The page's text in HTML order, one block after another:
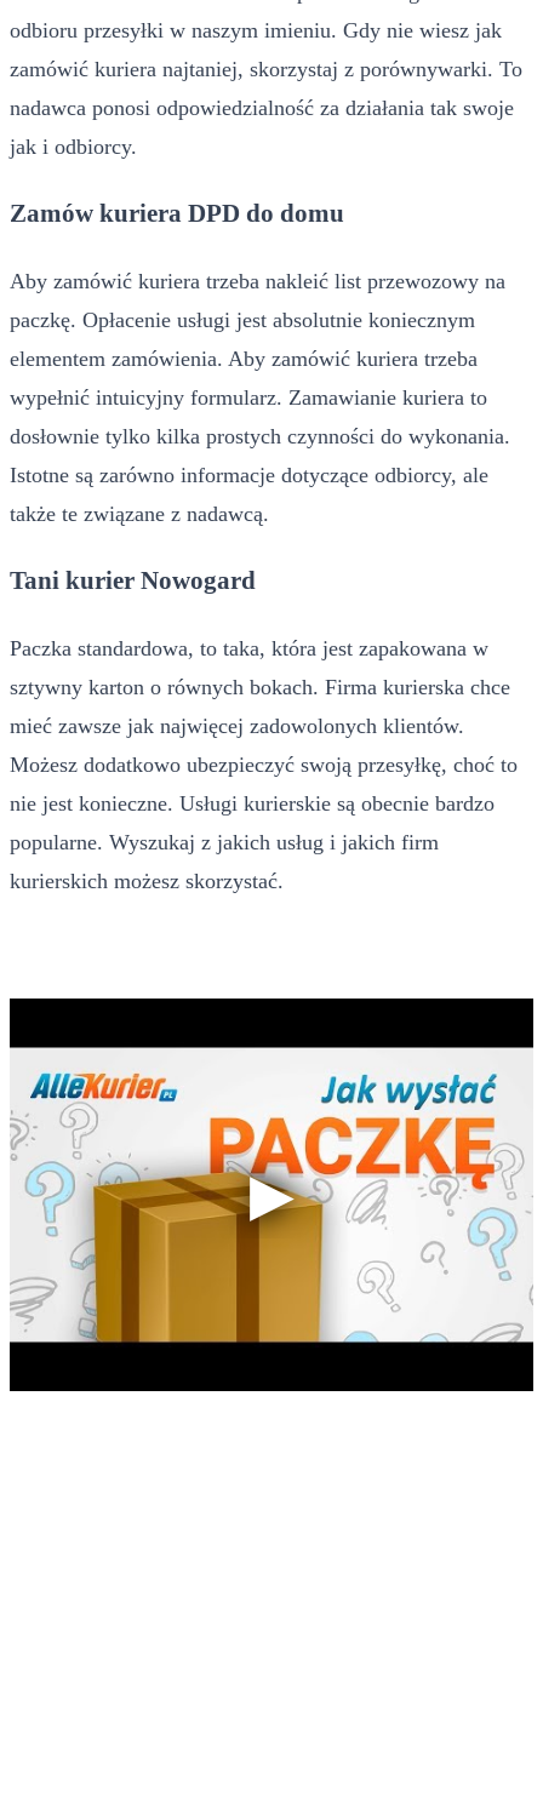
odbioru przesyłki w naszym imieniu. Gdy nie wiesz jak
zamówić kuriera najtaniej, skorzystaj z porównywarki. To
nadawca ponosi odpowiedzialność za działania tak swoje
jak i odbiorcy.
Zamów kuriera DPD do domu
Aby zamówić kuriera trzeba nakleić list przewozowy na
paczkę. Opłacenie usługi jest absolutnie koniecznym
elementem zamówienia. Aby zamówić kuriera trzeba
wypełnić intuicyjny formularz. Zamawianie kuriera to
dosłownie tylko kilka prostych czynności do wykonania.
Istotne są zarówno informacje dotyczące odbiorcy, ale
także te związane z nadawcą.
Tani kurier Nowogard
Paczka standardowa, to taka, która jest zapakowana w
sztywny karton o równych bokach. Firma kurierska chce
mieć zawsze jak najwięcej zadowolonych klientów.
Możesz dodatkowo ubezpieczyć swoją przesyłkę, choć to
nie jest konieczne. Usługi kurierskie są obecnie bardzo
popularne. Wyszukaj z jakich usług i jakich firm
kurierskich możesz skorzystać.